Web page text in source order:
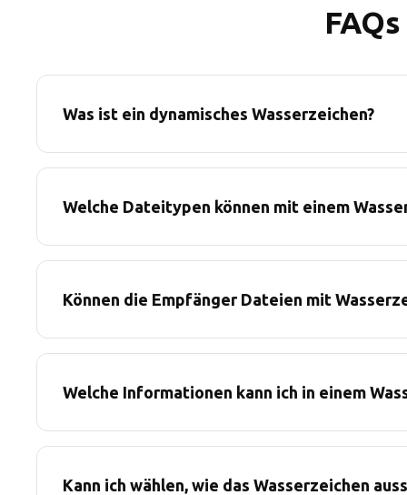
Was ist ein dynamisches Wasserzeichen?
Welche Dateitypen können mit einem
Können die Empfänger Dateien mit
Welche Informationen kann ich in einem
Kann ich wählen, wie das Wasserzeichen